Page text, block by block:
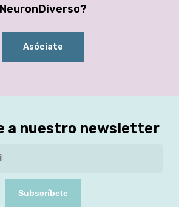
NeuronDiverso?
Asóciate
a nuestro newsletter
Subscríbete